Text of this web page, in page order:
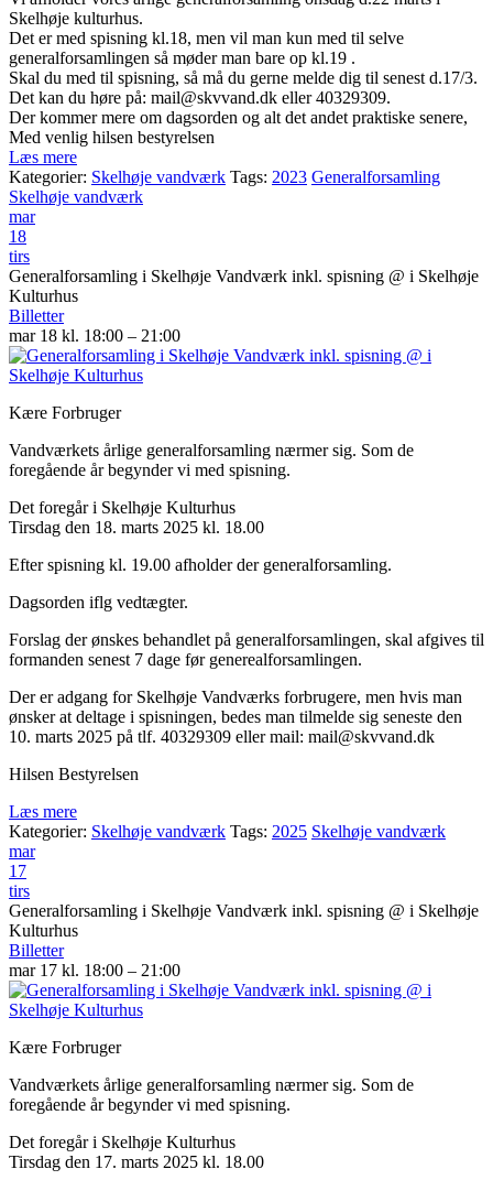
Skelhøje kulturhus.
Det er med spisning kl.18, men vil man kun med til selve
generalforsamlingen så møder man bare op kl.19 .
Skal du med til spisning, så må du gerne melde dig til senest d.17/3.
Det kan du høre på: mail@skvvand.dk eller 40329309.
Der kommer mere om dagsorden og alt det andet praktiske senere,
Med venlig hilsen bestyrelsen
Læs mere
Kategorier: Skelhøje vandværk Tags: 2023 Generalforsamling
Skelhøje vandværk
mar
18
tirs
Generalforsamling i Skelhøje Vandværk inkl. spisning @ i Skelhøje
Kulturhus
Billetter
mar 18 kl. 18:00 – 21:00
Kære Forbruger
Vandværkets årlige generalforsamling nærmer sig. Som de
foregående år begynder vi med spisning.
Det foregår i Skelhøje Kulturhus
Tirsdag den 18. marts 2025 kl. 18.00
Efter spisning kl. 19.00 afholder der generalforsamling.
Dagsorden iflg vedtægter.
Forslag der ønskes behandlet på generalforsamlingen, skal afgives til
formanden senest 7 dage før generealforsamlingen.
Der er adgang for Skelhøje Vandværks forbrugere, men hvis man
ønsker at deltage i spisningen, bedes man tilmelde sig seneste den
10. marts 2025 på tlf. 40329309 eller mail: mail@skvvand.dk
Hilsen Bestyrelsen
Læs mere
Kategorier: Skelhøje vandværk Tags: 2025 Skelhøje vandværk
mar
17
tirs
Generalforsamling i Skelhøje Vandværk inkl. spisning @ i Skelhøje
Kulturhus
Billetter
mar 17 kl. 18:00 – 21:00
Kære Forbruger
Vandværkets årlige generalforsamling nærmer sig. Som de
foregående år begynder vi med spisning.
Det foregår i Skelhøje Kulturhus
Tirsdag den 17. marts 2025 kl. 18.00